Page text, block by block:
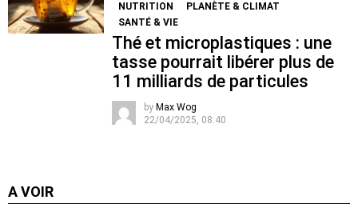
NUTRITION
PLANÈTE & CLIMAT
SANTÉ & VIE
Thé et microplastiques : une
tasse pourrait libérer plus de
11 milliards de particules
by Max Wog
22/04/2025, 08:40
A VOIR